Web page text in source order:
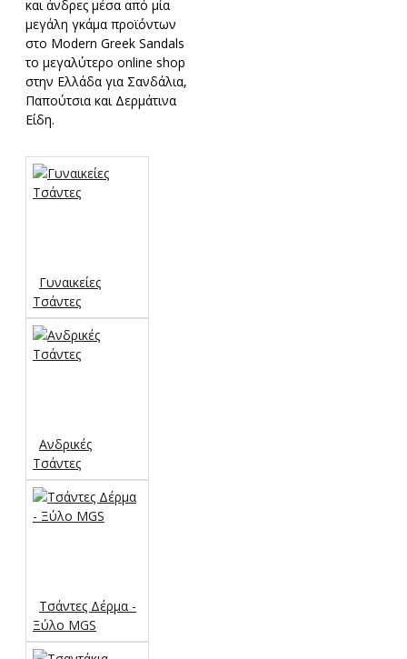
και άνδρες μέσα από μία
μεγάλη γκάμα προϊόντων
στο Modern Greek Sandals
τo μεγαλύτερo online shop
στην Ελλάδα για Σανδάλια,
Παπούτσια και Δερμάτινα
Είδη.
Γυναικείες
Τσάντες
Ανδρικές
Τσάντες
Τσάντες Δέρμα -
Ξύλο MGS